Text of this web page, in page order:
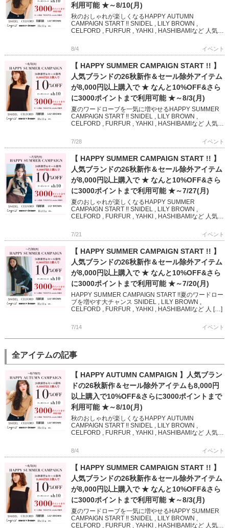
利用可能 ★～8/10(月)
秋のおしゃれが楽しくなるHAPPY AUTUMN
CAMPAIGN START !! SNIDEL , LILY BROWN ,
CELFORD , FURFUR , YAHKI , HASHIBAMIなど 人気ブ
8/4 イベント
【 HAPPY SUMMER CAMPAIGN START !! 】
人気ブランドの26秋新作＆セール除外アイテム
が8,000円以上購入で ★ なんと10%OFF&さら
に3000ポイントまで利用可能 ★～8/3(月)
夏のワードローブを一気に増やせるHAPPY SUMMER
CAMPAIGN START !! SNIDEL , LILY BROWN ,
CELFORD , FURFUR , YAHKI , HASHIBAMIなど 人気
7/28 イベント
【 HAPPY SUMMER CAMPAIGN START !! 】
人気ブランドの26秋新作＆セール除外アイテム
が8,000円以上購入で ★ なんと10%OFF&さら
に3000ポイントまで利用可能 ★～7/27(月)
夏のおしゃれが楽しくなるHAPPY SUMMER
CAMPAIGN START !! SNIDEL , LILY BROWN ,
CELFORD , FURFUR , YAHKI , HASHIBAMIなど 人気ブ
7/21 イベント
【 HAPPY SUMMER CAMPAIGN START !! 】
人気ブランドの26秋新作＆セール除外アイテム
が8,000円以上購入で ★ なんと10%OFF&さら
に3000ポイントまで利用可能 ★～7/20(月)
HAPPY SUMMER CAMPAIGN START !!夏のワードロー
ブを増やす大チャンス SNIDEL , LILY BROWN ,
CELFORD , FURFUR , YAHKI , HASHIBAMIなど 人 […]
7/14 イベント
全アイテムの記事
【 HAPPY AUTUMN CAMPAIGN 】人気ブラン
ドの26秋新作＆セール除外アイテムも8,000円
以上購入で10%OFF&さらに3000ポイントまで
利用可能 ★～8/10(月)
秋のおしゃれが楽しくなるHAPPY AUTUMN
CAMPAIGN START !! SNIDEL , LILY BROWN ,
CELFORD , FURFUR , YAHKI , HASHIBAMIなど 人気ブ
8/4 イベント
【 HAPPY SUMMER CAMPAIGN START !! 】
人気ブランドの26秋新作＆セール除外アイテム
が8,000円以上購入で ★ なんと10%OFF&さら
に3000ポイントまで利用可能 ★～8/3(月)
夏のワードローブを一気に増やせるHAPPY SUMMER
CAMPAIGN START !! SNIDEL , LILY BROWN ,
CELFORD , FURFUR , YAHKI , HASHIBAMIなど 人気